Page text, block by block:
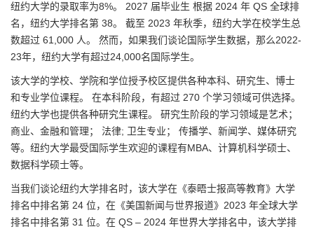
纽约大学的录取率为8%。 2027 届毕业生 根据 2024 年 QS 全球排
名，纽约大学排名第 38。 截至 2023 年秋季，纽约大学在校学生总
数超过 61,000 人。 然而，如果我们谈论国际学生数据，那么2022-
23年，纽约大学有超过24,000名国际学生。
该大学的学校、学院和学位授予校区提供各种本科、研究生、博士
和专业学位课程。 在本科阶段，有超过 270 个学习领域可供选择。
纽约大学也提供各种研究生课程。 研究生阶段的学习领域是艺术；
商业、金融和管理； 法律; 卫生专业； 传播学、新闻学、媒体研究
等。纽约大学最受国际学生欢迎的课程有MBA、计算机科学硕士、
数据科学硕士等。
当我们谈论纽约大学排名时，该大学在《泰晤士报高等教育》大学
排名中排名第 24 位，在《美国新闻与世界报道》2023 年全球大学
排名中排名第 31 位。在 QS – 2024 年世界大学排名中，该大学排